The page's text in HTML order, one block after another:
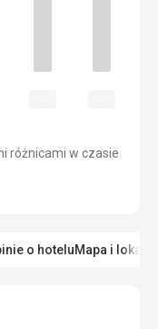
różnicami w czasie
o hoteluMapa i